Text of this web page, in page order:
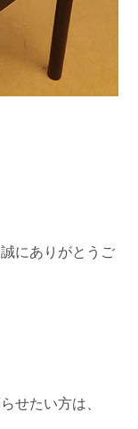
にありがとうご
せたい方は、